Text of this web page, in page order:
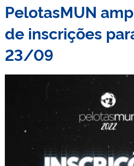
TELEFONES
PelotasMUN
de inscrições
23/09